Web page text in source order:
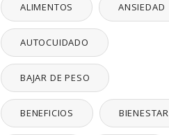
ALIMENTOS ANSIEDAD
AUTOCUIDADO
BAJAR DE PESO
BENEFICIOS BIENESTAR